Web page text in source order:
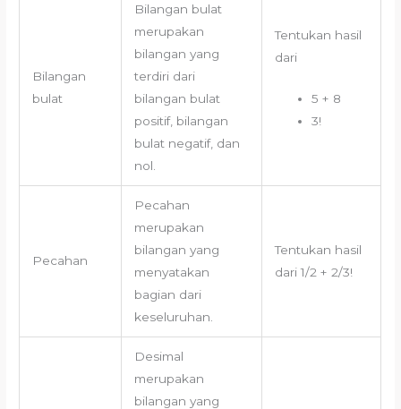
Bilangan
bulat
Bilangan bulat
merupakan
bilangan yang
terdiri dari
bilangan bulat
positif, bilangan
bulat negatif, dan
nol.
Tentukan hasil
dari
5 + 8
3!
Pecahan
Pecahan
merupakan
bilangan yang
menyatakan
bagian dari
keseluruhan.
Tentukan hasil
dari 1/2 + 2/3!
Desimal
merupakan
bilangan yang